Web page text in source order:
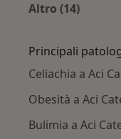
Altro (14)
Principali
Celiachia a Aci
Obesità a Aci
Bulimia a Aci